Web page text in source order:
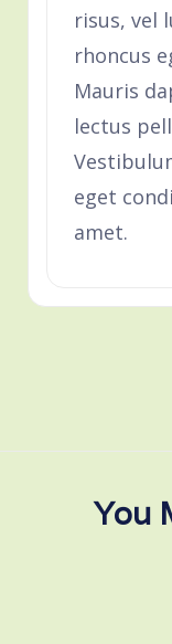
risus, vel
rhoncus
Mauris
lectus
eget
amet.
You